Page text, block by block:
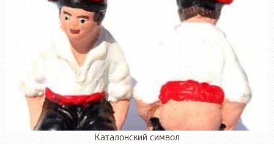
Каталонский символ